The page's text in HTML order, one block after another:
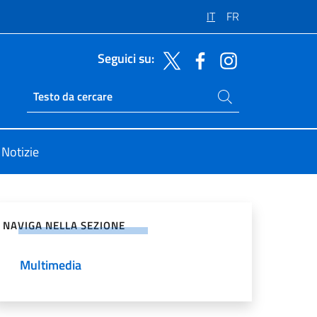
IT FR
Seguici su:
Ricerca sito live
Cerca nel sito
Notizie
NAVIGA NELLA SEZIONE
Multimedia